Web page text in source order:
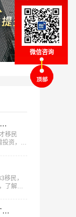
美国EB-1A杰出人才移民
移民
投资，审
移民，
了解申
美国EB-2高学历人才担保移民
微信咨询